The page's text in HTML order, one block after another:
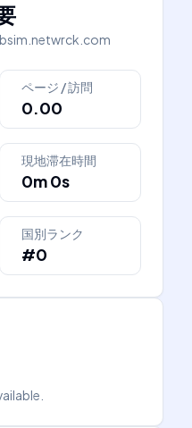
ページ / 訪問
0.00
現地滞在時間
0m 0s
国別ランク
#0